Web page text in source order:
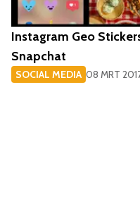
Instagram Geo
Snapchat
SOCIAL MEDIA 08 MRT